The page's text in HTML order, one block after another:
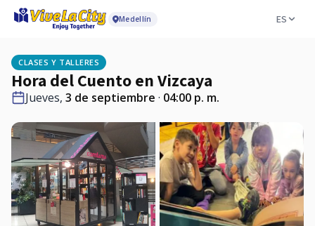
Medellín ES
CLASES Y TALLERES
Hora del Cuento en Vizcaya
Jueves, 3 de septiembre · 04:00 p. m.